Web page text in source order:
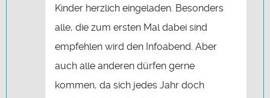
Kinder herzlich eingeladen. Besonders
alle, die zum ersten Mal dabei sind
empfehlen wird den Infoabend. Aber
auch alle anderen dürfen gerne
kommen, da sich jedes Jahr doch